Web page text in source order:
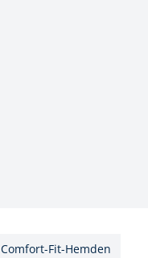
Comfort-Fit-Hemden